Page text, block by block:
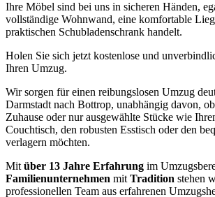
Ihre Möbel sind bei uns in sicheren Händen,
vollständige Wohnwand, eine komfortable
praktischen Schubladenschrank handelt.
Holen Sie sich jetzt kostenlose und
Ihren Umzug.
Wir sorgen für einen reibungslosen Umzug
Darmstadt nach Bottrop, unabhängig davon,
Zuhause oder nur ausgewählte Stücke wie
Couchtisch, den robusten Esstisch oder den
verlagern möchten.
Mit über 13 Jahre Erfahrung im
Familienunternehmen mit Tradition stehen
professionellen Team aus erfahrenen